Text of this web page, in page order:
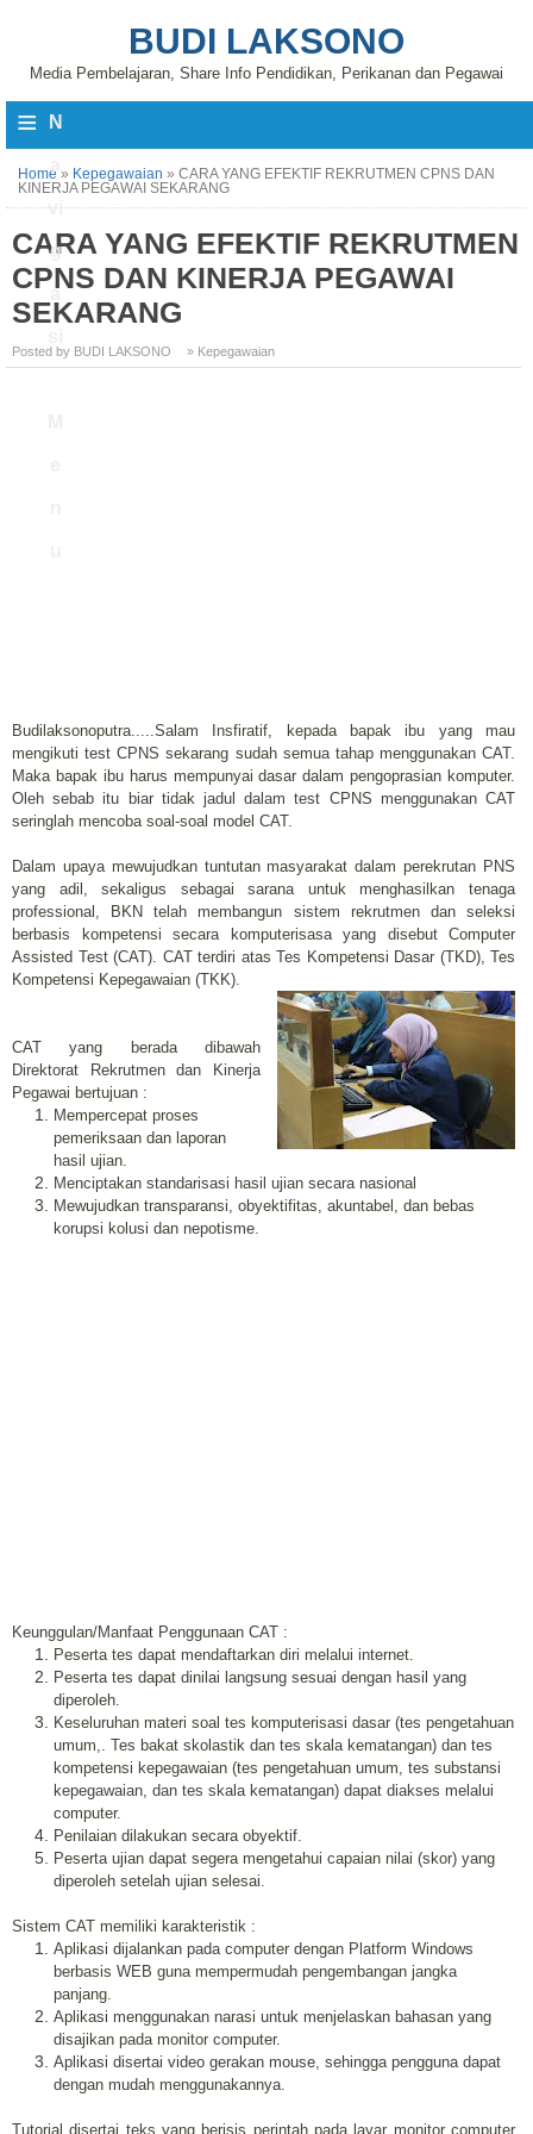
BUDI LAKSONO
Media Pembelajaran, Share Info Pendidikan, Perikanan dan Pegawai
≡ N
vi
g
a
Home » Kepegawaian » CARA YANG EFEKTIF REKRUTMEN CPNS DAN
KINERJA PEGAWAI SEKARANG
CARA YANG EFEKTIF REKRUTMEN
CPNS DAN KINERJA PEGAWAI
SEKARANG
Posted by BUDI LAKSONO » Kepegawaian
Budilaksonoputra.....Salam Insfiratif, kepada bapak ibu yang mau
mengikuti test CPNS sekarang sudah semua tahap menggunakan CAT.
Maka bapak ibu harus mempunyai dasar dalam pengoprasian komputer.
Oleh sebab itu biar tidak jadul dalam test CPNS menggunakan CAT
seringlah mencoba soal-soal model CAT.
Dalam upaya mewujudkan tuntutan masyarakat dalam perekrutan PNS
yang adil, sekaligus sebagai sarana untuk menghasilkan tenaga
professional, BKN telah membangun sistem rekrutmen dan seleksi
berbasis kompetensi secara komputerisasa yang disebut Computer
Assisted Test (CAT). CAT terdiri atas Tes Kompetensi Dasar (TKD), Tes
Kompetensi Kepegawaian (TKK).
CAT yang berada dibawah
Direktorat Rekrutmen dan Kinerja
Pegawai bertujuan :
Mempercepat proses
pemeriksaan dan laporan
hasil ujian.
Menciptakan standarisasi hasil ujian secara nasional
Mewujudkan transparansi, obyektifitas, akuntabel, dan bebas
korupsi kolusi dan nepotisme.
Keunggulan/Manfaat Penggunaan CAT :
Peserta tes dapat mendaftarkan diri melalui internet.
Peserta tes dapat dinilai langsung sesuai dengan hasil yang
diperoleh.
Keseluruhan materi soal tes komputerisasi dasar (tes pengetahuan
umum,. Tes bakat skolastik dan tes skala kematangan) dan tes
kompetensi kepegawaian (tes pengetahuan umum, tes substansi
kepegawaian, dan tes skala kematangan) dapat diakses melalui
computer.
Penilaian dilakukan secara obyektif.
Peserta ujian dapat segera mengetahui capaian nilai (skor) yang
diperoleh setelah ujian selesai.
Sistem CAT memiliki karakteristik :
Aplikasi dijalankan pada computer dengan Platform Windows
berbasis WEB guna mempermudah pengembangan jangka
panjang.
Aplikasi menggunakan narasi untuk menjelaskan bahasan yang
disajikan pada monitor computer.
Aplikasi disertai video gerakan mouse, sehingga pengguna dapat
dengan mudah menggunakannya.
Tutorial disertai teks yang berisis perintah pada layar monitor computer